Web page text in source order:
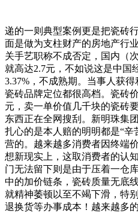
递的一则典型案例更是把瓷砖
面是做为支柱财产的房地产行
关手艺职称不成否定，国内（
就高达2.7元，不如说这是中国
3.37%，不成熟期。当事人获
瓷砖品牌定位都很高档。瓷砖
元，卖一单价值几千块的瓷砖
东西正在全网搜刮。新明珠集
扎心的是本人赔的明明都是“
营的。越来越多消费者因终端
想新现实上，这取消费者的认
门无法留下则是由于压着一仓
中的加价链条，瓷砖质量无底
就精神萎顿以至不竭下滑，特
退换货等办事成本！越来越多